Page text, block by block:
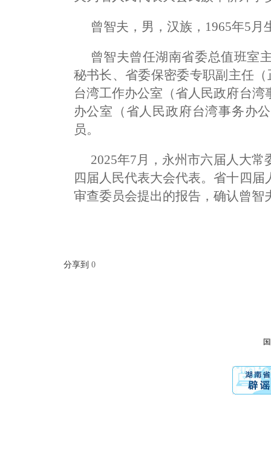
曾智夫，男，汉族，1965年5
曾智夫曾任湖南省委总值班室
秘书长、省委保密委专职副主任
台湾工作办公室（省人民政府台
办公室（省人民政府台湾事务办
员。
2025年7月，永州市六届人大
四届人民代表大会代表。省十四
审查委员会提出的报告，确认曾
分享到 0